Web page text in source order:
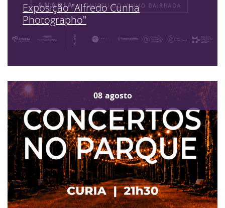
Exposição "Alfredo Cunha
Photographo"
08 agosto